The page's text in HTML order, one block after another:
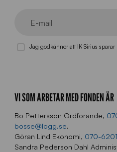
E-mail
Jag godkänner att IK Sirius
VI SOM ARBETAR MED FONDEN ÄR
Bo Pettersson Ordförande,
bosse@logg.se.
Göran Lind Ekonomi, 070-
Sandra Pederson Dahl